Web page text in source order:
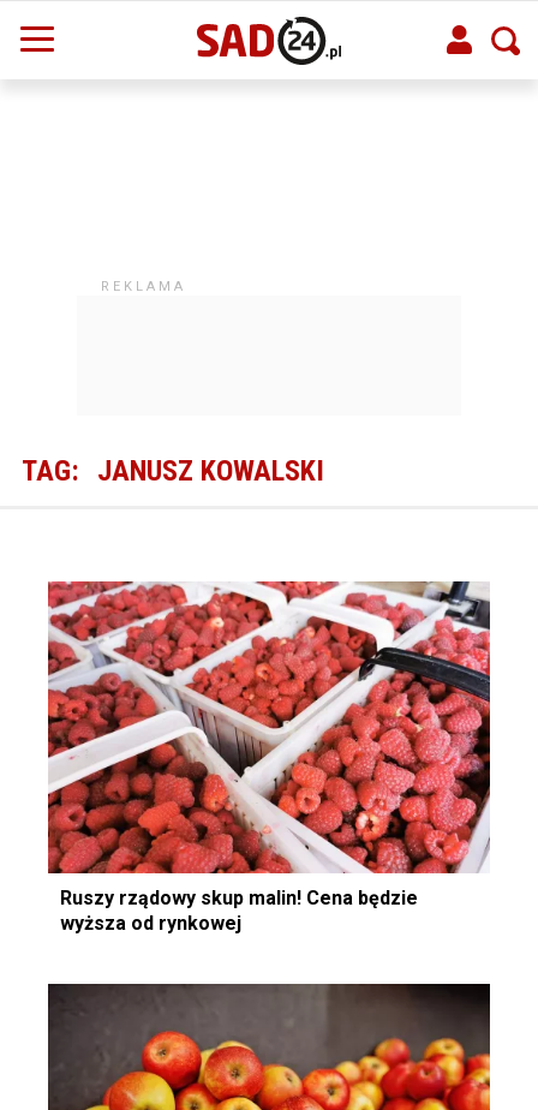
TAG: JANUSZ KOWALSKI
Ruszy rządowy skup malin! Cena będzie
wyższa od rynkowej